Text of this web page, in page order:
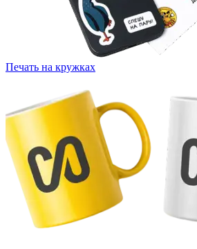
Печать на кружках